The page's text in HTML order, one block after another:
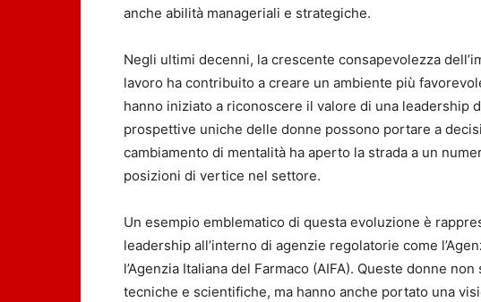
anche abilità manageriali e strategiche.
Negli ultimi decenni, la crescente consapevolezza
lavoro ha contribuito a creare un ambiente più
hanno iniziato a riconoscere il valore di una leadership
prospettive uniche delle donne possono portare a
cambiamento di mentalità ha aperto la strada a un
posizioni di vertice nel settore.
Un esempio emblematico di questa evoluzione è
leadership all’interno di agenzie regolatorie come
l’Agenzia Italiana del Farmaco (AIFA). Queste donne
tecniche e scientifiche, ma hanno anche portato una